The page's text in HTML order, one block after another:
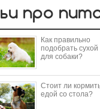
про
Как правильно
подобрать сухой
для собаки?
Стоит ли
едой со стола?